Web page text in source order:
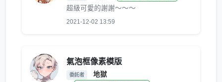
超級可愛的謝謝～～～
2021-12-02 13:59
氣泡框像素模版
委託者 地獄